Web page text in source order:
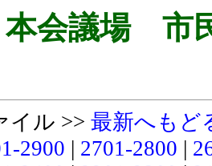
会議場 市
イル >> 最新へもど
2900 | 2701-2800 |